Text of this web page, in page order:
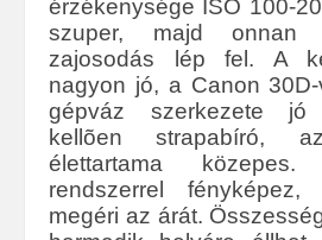
érzékenysége ISO 100-
szuper, majd onnan
zajosodás lép fel. A
nagyon jó, a Canon
gépváz szerkezete
kellõen strapabíró,
élettartama
rendszerrel
megéri az árát.